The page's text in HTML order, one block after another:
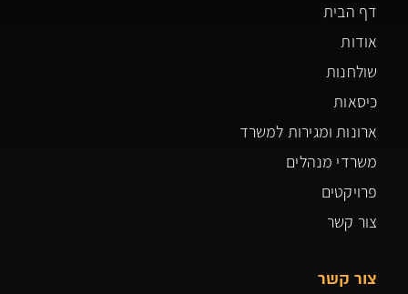
דף הבית
אודות
שולחנות
כיסאות
ארונות ומגירות למשרד
משרדי מנהלים
פרויקטים
צור קשר
צור קשר